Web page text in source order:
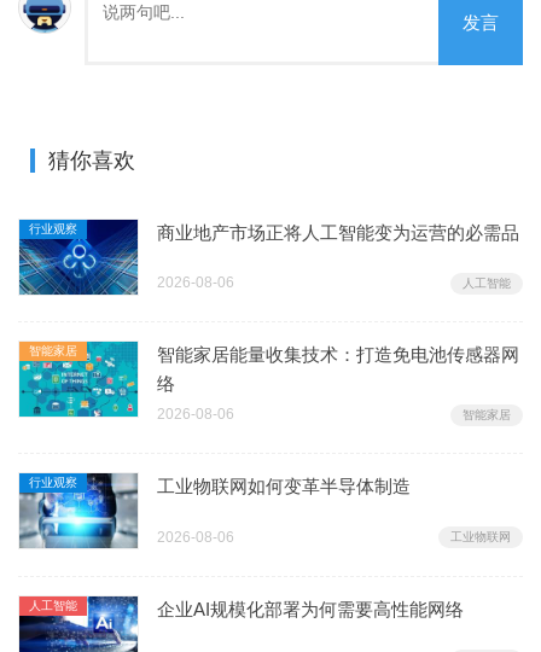
发言
猜你喜欢
行业观察 商业地产市场正将人工智能变为运营的必需品
2026-08-06 人工智能
智能家居
智能家居能量收集技术：打造免电池传感器网
络
2026-08-06 智能家居
行业观察 工业物联网如何变革半导体制造
2026-08-06 工业物联网
人工智能 企业AI规模化部署为何需要高性能网络